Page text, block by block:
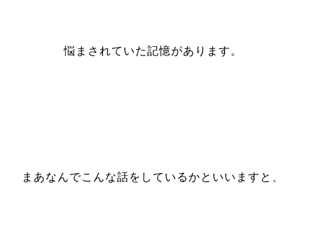
悩まされていた記憶があります。
まあなんでこんな話をしているかといいますと、